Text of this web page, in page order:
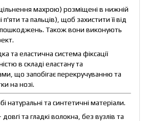
махрою) розміщені в нижній
п'яти та пальців), щоб захистити її від
пошкоджень. Також вони виконують
та еластична система фіксації
в складі еластану та
що запобігає перекручуванню та
на нозі.
натуральні та синтетичні матеріали.
та гладкі волокна, без вузлів та